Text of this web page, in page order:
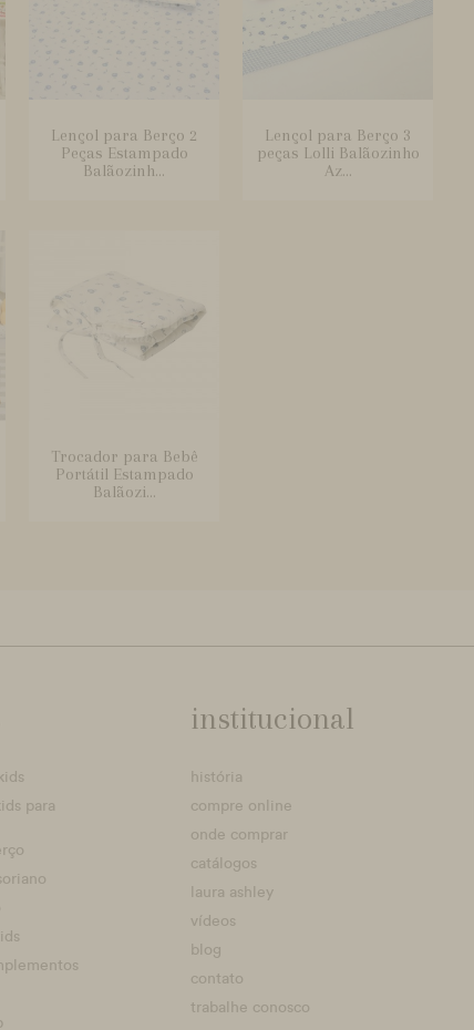
Lençol para Berço 2
Peças Estampado
Balãozinh...
Lençol para Berço 3
peças Lolli Balãozinho
Az...
Trocador para Bebê
Portátil Estampado
Balãozi...
para
institucional
história
compre online
onde comprar
catálogos
laura ashley
vídeos
blog
contato
trabalhe conosco